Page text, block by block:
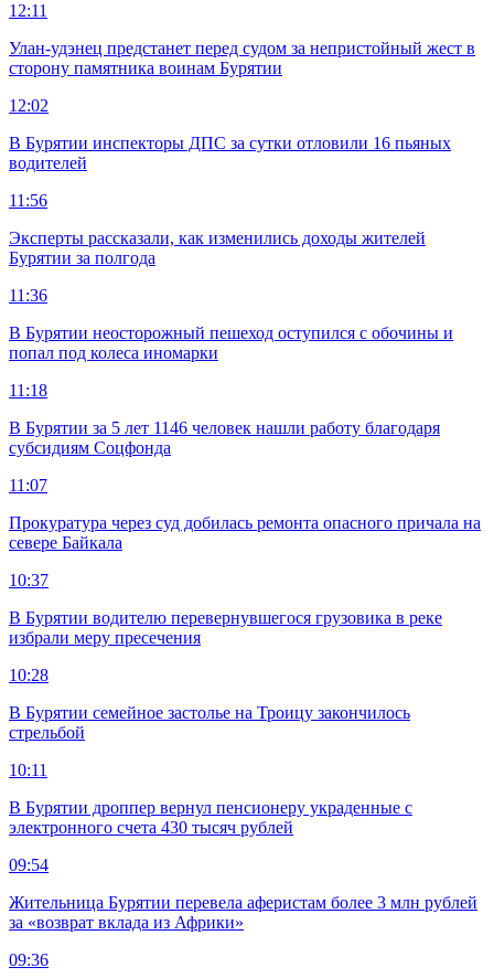
12:11
Улан-удэнец предстанет перед судом за непристойный жест в
сторону памятника воинам Бурятии
12:02
В Бурятии инспекторы ДПС за сутки отловили 16 пьяных
водителей
11:56
Эксперты рассказали, как изменились доходы жителей
Бурятии за полгода
11:36
В Бурятии неосторожный пешеход оступился с обочины и
попал под колеса иномарки
11:18
В Бурятии за 5 лет 1146 человек нашли работу благодаря
субсидиям Соцфонда
11:07
Прокуратура через суд добилась ремонта опасного причала на
севере Байкала
10:37
В Бурятии водителю перевернувшегося грузовика в реке
избрали меру пресечения
10:28
В Бурятии семейное застолье на Троицу закончилось
стрельбой
10:11
В Бурятии дроппер вернул пенсионеру украденные с
электронного счета 430 тысяч рублей
09:54
Жительница Бурятии перевела аферистам более 3 млн рублей
за «возврат вклада из Африки»
09:36